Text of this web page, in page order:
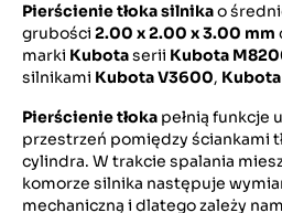
Pierścienietłoka silnikao
grubości 2.00 x 2.00 x 3.00 mm
marki Kubotaserii Kubota
silnikami Kubota V3600,
Pierścienie tłoka pełnią funkcje
przestrzeń pomiędzy ściankami
cylindra. W trakcie spalania
komorze silnika następuje
mechaniczną i dlatego zależy